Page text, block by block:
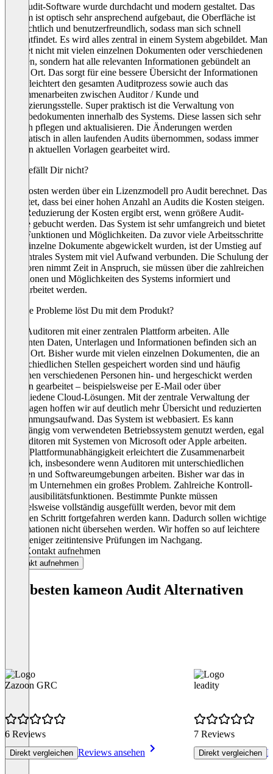
Die Audit-Software wurde durchdacht und modern gestaltet. Das
System ist optisch sehr ansprechend aufgebaut, die Oberfläche ist
übersichtlich und benutzerfreundlich, sodass man sich schnell
zurechtfindet. Es wird alles zentral in einem System abgebildet. Man
arbeitet nicht mit vielen einzelnen Dokumenten oder verschiedenen
Dateien, sondern hat alle relevanten Informationen gebündelt an
einem Ort. Das sorgt für eine bessere Übersicht der Informationen
und erleichtert den gesamten Auditprozess sowie auch das
Zusammenarbeiten zwischen Auditor / Kunde und
Zertifizierungsstelle. Super praktisch ist die Verwaltung von
Vorgabedokumenten innerhalb des Systems. Diese lassen sich sehr
einfach pflegen und aktualisieren. Die Änderungen werden
automatisch in allen laufenden Audits übernommen, sodass immer
mit den aktuellen Vorlagen gearbeitet wird.
Was gefällt Dir nicht?
Die Kosten werden über ein Lizenzmodell pro Audit berechnet. Das
bedeutet, dass bei einer hohen Anzahl an Audits die Kosten steigen.
Eine Reduzierung der Kosten ergibt erst, wenn größere Audit-
Pakete gebucht werden. Das System ist sehr umfangreich und bietet
viele Funktionen und Möglichkeiten. Da zuvor viele Arbeitsschritte
über einzelne Dokumente abgewickelt wurden, ist der Umstieg auf
ein zentrales System mit viel Aufwand verbunden. Die Schulung der
Auditoren nimmt Zeit in Anspruch, sie müssen über die zahlreichen
Funktionen und Möglichkeiten des Systems informiert und
eingearbeitet werden.
Welche Probleme löst Du mit dem Produkt?
Dass Auditoren mit einer zentralen Plattform arbeiten. Alle
relevanten Daten, Unterlagen und Informationen befinden sich an
einem Ort. Bisher wurde mit vielen einzelnen Dokumenten, die an
unterschiedlichen Stellen gespeichert worden sind und häufig
zwischen verschiedenen Personen hin- und hergeschickt werden
müssen gearbeitet – beispielsweise per E-Mail oder über
verschiedene Cloud-Lösungen. Mit der zentrale Verwaltung der
Unterlagen hoffen wir auf deutlich mehr Übersicht und reduzierten
Abstimmungsaufwand. Das System ist webbasiert. Es kann
unabhängig vom verwendeten Betriebssystem genutzt werden, egal
ob Auditoren mit Systemen von Microsoft oder Apple arbeiten.
Diese Plattformunabhängigkeit erleichtert die Zusammenarbeit
erheblich, insbesondere wenn Auditoren mit unterschiedlichen
Geräten und Softwareumgebungen arbeiten. Bisher war das in
unserem Unternehmen ein großes Problem. Zahlreiche Kontroll-
und Plausibilitätsfunktionen. Bestimmte Punkte müssen
beispielsweise vollständig ausgefüllt werden, bevor mit dem
nächsten Schritt fortgefahren werden kann. Dadurch sollen wichtige
Informationen nicht übersehen werden. Wir hoffen so auf leichtere
und weniger zeitintensive Prüfungen im Nachgang.
Jetzt Kontakt aufnehmen
Kontakt aufnehmen
Die besten kameon Audit Alternativen
Zazoon GRC
6 Reviews
Direkt vergleichen Reviews ansehen
leadity
7 Reviews
Direkt vergleichen